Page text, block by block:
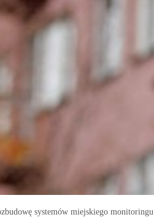
systemów miejskiego monitoringu